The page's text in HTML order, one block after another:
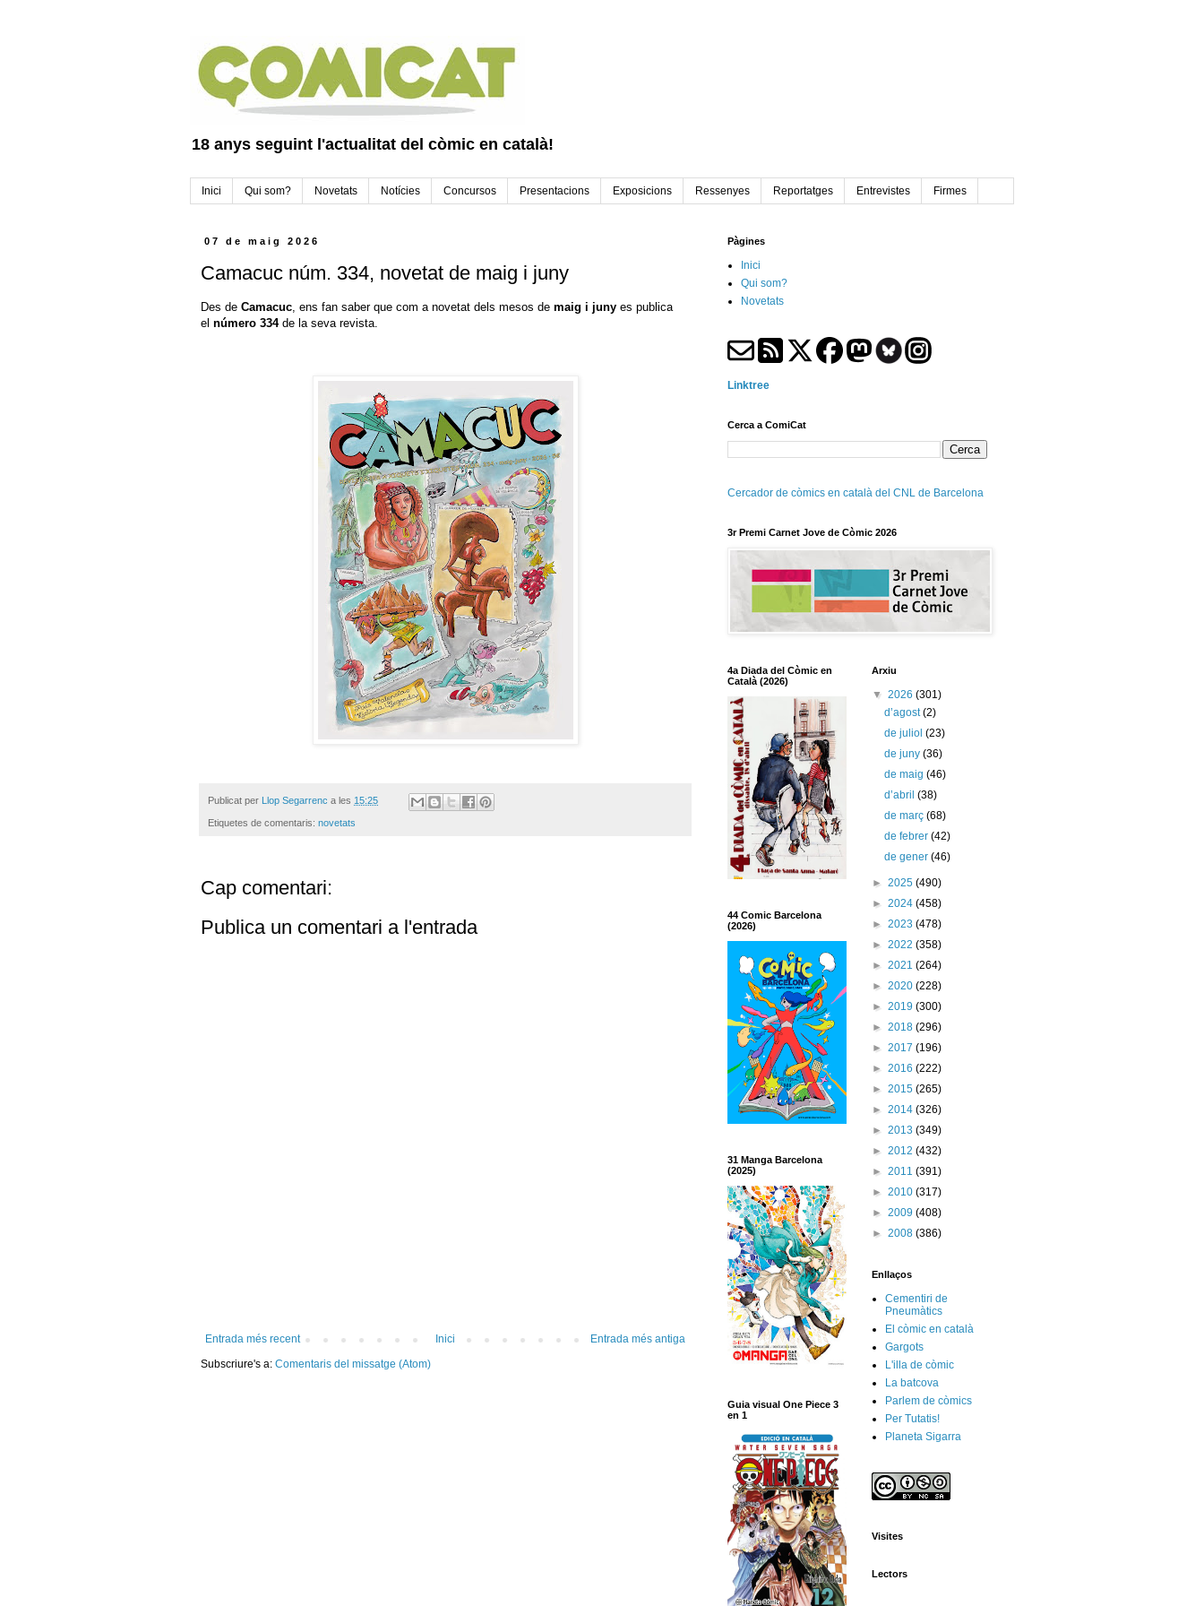
18 anys seguint l'actualitat del còmic en català!
Inici Qui som? Novetats Notícies Concursos Presentacions Exposicions Ressenyes Reportatges Entrevistes Firmes
07 de maig 2026
Camacuc núm. 334, novetat de maig i juny
Des de Camacuc, ens fan saber que com a novetat dels mesos de maig i juny es publica
el número 334 de la seva revista.
Publicat per Llop Segarrenc a les 15:25
Etiquetes de comentaris: novetats
Cap comentari:
Publica un comentari a l'entrada
Entrada més recent Entrada més antiga
Inici
Subscriure's a: Comentaris del missatge (Atom)
Pàgines
Inici
Qui som?
Novetats
Linktree
Cerca a ComiCat
Cercador de còmics en català del CNL de Barcelona
3r Premi Carnet Jove de Còmic 2026
4a Diada del Còmic en
Català (2026)
44 Comic Barcelona
(2026)
31 Manga Barcelona
(2025)
Guia visual One Piece 3
en 1
Arxiu
▼ 2026 (301)
d’agost(2)
de juliol(23)
de juny(36)
de maig(46)
d’abril(38)
de març(68)
de febrer(42)
de gener(46)
► 2025 (490)
► 2024 (458)
► 2023 (478)
► 2022 (358)
► 2021 (264)
► 2020 (228)
► 2019 (300)
► 2018 (296)
► 2017 (196)
► 2016 (222)
► 2015 (265)
► 2014 (326)
► 2013 (349)
► 2012 (432)
► 2011 (391)
► 2010 (317)
► 2009 (408)
► 2008 (386)
Enllaços
Cementiri de
Pneumàtics
El còmic en català
Gargots
L'illa de còmic
La batcova
Parlem de còmics
Per Tutatis!
Planeta Sigarra
Visites
Lectors